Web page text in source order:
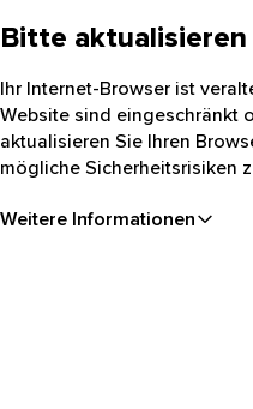
Bitte aktualisieren
Ihr Internet-Browser ist
Website sind eingeschränkt
aktualisieren Sie Ihren
mögliche Sicherheitsrisiken
Weitere Informationen